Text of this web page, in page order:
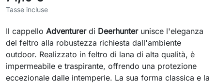
Tasse incluse
Il cappello Adventurerdi Deerhunterunisce l'eleganza
del feltro alla robustezza richiesta dall'ambiente
outdoor. Realizzato in feltro di lana di alta qualità, è
impermeabile e traspirante, offrendo una protezione
eccezionale dalle intemperie. La sua forma classica e la